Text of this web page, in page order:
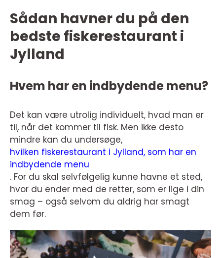
Sådan havner du på den
bedste fiskerestaurant i
Jylland
Hvem har en indbydende menu?
Det kan være utrolig individuelt, hvad man er
til, når det kommer til fisk. Men ikke desto
mindre kan du undersøge,
hvilken fiskerestaurant i Jylland, som har en
indbydende menu
. For du skal selvfølgelig kunne havne et sted,
hvor du ender med de retter, som er lige i din
smag – også selvom du aldrig har smagt
dem før.